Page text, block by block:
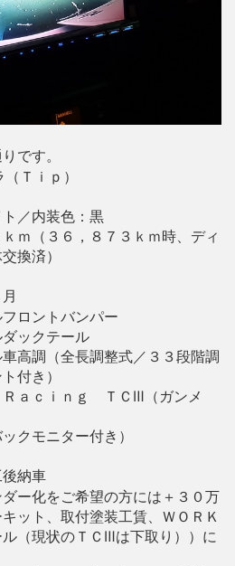
です。
Ｔｉｐ）
／内装色：黒
ｍ（３６，８７３ｋｍ時、ディ
換済）
ロントバンパー
ダックテール
高調（全長調整式／３３段階調
付き）
ａｃｉｎｇ ＴＣⅢ（ガンメ
クモニター付き）
納車
ー化をご希望の方には＋３０万
ット、取付塗装工賃、ＷＯＲＫ
（現状のＴＣⅢは下取り））に